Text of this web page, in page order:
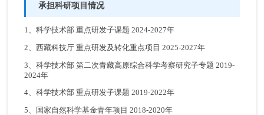
承担科研项目情况
1、科学技术部 重点研发子课题 2024-2027年
2、西藏科技厅 重点研发及转化重点项目 2025-2027年
3、科学技术部 第二次青藏高原综合科学考察研究子专题 2019-
2024年
4、科学技术部 重点研发子课题 2019-2022年
5、国家自然科学基金青年项目 2018-2020年